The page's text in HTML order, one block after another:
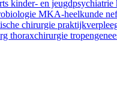
kinder- en jeugdpsychiatrie
MKA-heelkunde
chirurgie
thoraxchirurgie